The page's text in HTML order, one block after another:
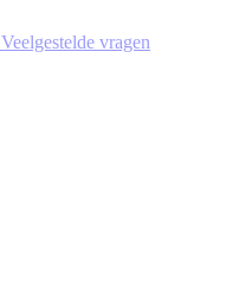
Veelgestelde vragen